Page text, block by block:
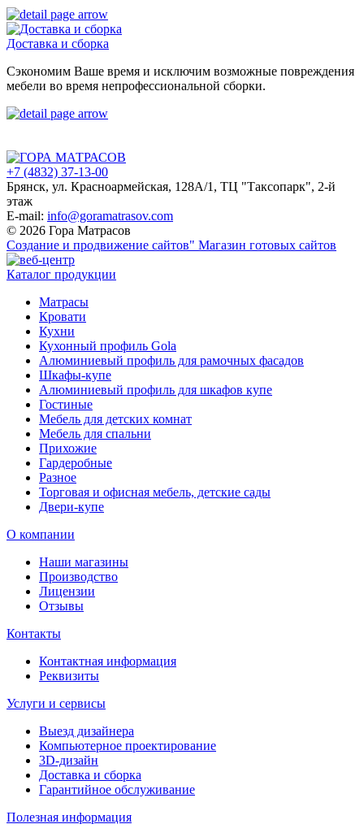
Доставка и сборка
Сэкономим Ваше время и исключим возможные повреждения
мебели во время непрофессиональной сборки.
+7 (4832) 37-13-00
Брянск, ул. Красноармейская, 128А/1, ТЦ "Таксопарк", 2-й
этаж
E-mail: info@goramatrasov.com
© 2026 Гора Матрасов
Создание и продвижение сайтов" Магазин готовых сайтов
Каталог продукции
Матрасы
Кровати
Кухни
Кухонный профиль Gola
Алюминиевый профиль для рамочных фасадов
Шкафы-купе
Алюминиевый профиль для шкафов купе
Гостиные
Мебель для детских комнат
Мебель для спальни
Прихожие
Гардеробные
Разное
Торговая и офисная мебель, детские сады
Двери-купе
О компании
Наши магазины
Производство
Лицензии
Отзывы
Контакты
Контактная информация
Реквизиты
Услуги и сервисы
Выезд дизайнера
Компьютерное проектирование
3D-дизайн
Доставка и сборка
Гарантийное обслуживание
Полезная информация